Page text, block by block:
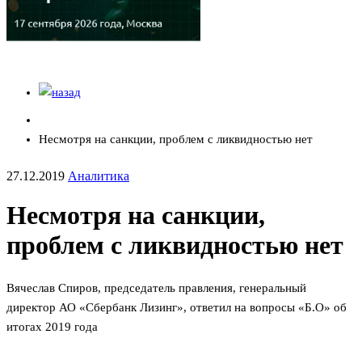
Несмотря на санкции, проблем с ликвидностью нет
27.12.2019 Аналитика
Несмотря на санкции,
проблем с ликвидностью нет
Вячеслав Спиров, председатель правления, генеральный
директор АО «Сбербанк Лизинг», ответил на вопросы «Б.О» об
итогах 2019 года